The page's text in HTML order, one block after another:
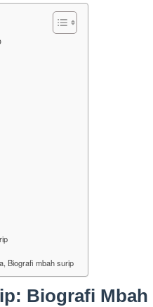
Biografi mbah surip
Biografi Mbah